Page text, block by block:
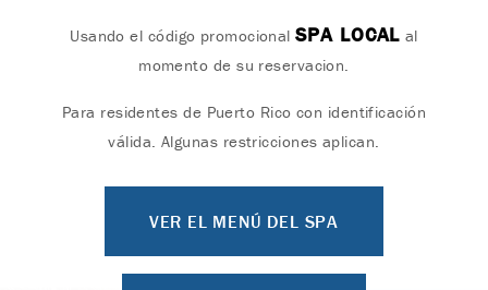
Usando el código promocionalSPA LOCAL al
momento de su reservacion.
Para residentes de Puerto Rico con identificación
válida. Algunas restricciones aplican.
VER EL MENÚ DEL SPA